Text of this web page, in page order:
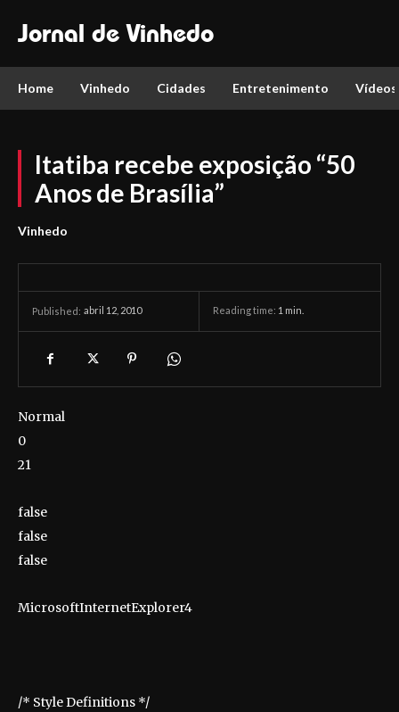
Jornal de Vinhedo
Home Vinhedo Cidades Entretenimento Vídeos
Itatiba recebe exposição “50
Anos de Brasília”
Vinhedo
Published: abril 12, 2010 Reading time: 1 min.
Normal
0
21
false
false
false
MicrosoftInternetExplorer4
/* Style Definitions */